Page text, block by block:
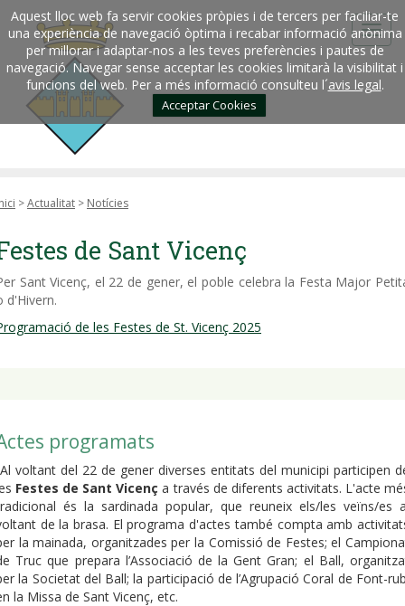
Aquest lloc web fa servir cookies pròpies i de tercers per faciliar-te
una experiència de navegació òptima i recabar informació anònima
per millorar i adaptar-nos a les teves preferències i pautes de
navegació. Navegar sense acceptar les cookies limitarà la visibilitat i
funcions del web. Per a més informació consulteu l´avis legal.
Acceptar Cookies
>Actualitat > Notícies
de Sant Vicenç
Sant Vicenç, el 22 de gener, el poble celebra la Festa Major
d'Hivern.
de les Festes de St. Vicenç 2025
programats
voltant del 22 de gener diverses entitats del municipi participen
Festes de Sant Vicenç a través de diferents activitats. L'acte
és la sardinada popular, que reuneix els/les veïns/es
de la brasa. El programa d'actes també compta amb
la mainada, organitzades per la Comissió de Festes; el
Truc que prepara l’Associació de la Gent Gran; el Ball,
la Societat del Ball; la participació de l’Agrupació Coral de Font-
la Missa de Sant Vicenç, etc.